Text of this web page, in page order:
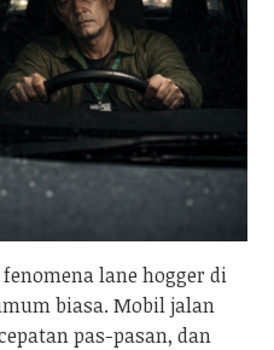
lane hogger di
biasa. Mobil jalan
pas-pasan, dan